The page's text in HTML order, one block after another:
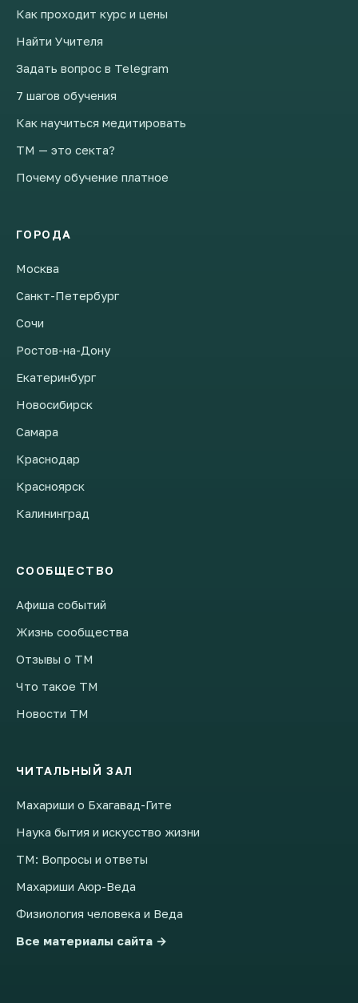
Как проходит курс и цены
Найти Учителя
Задать вопрос в Telegram
7 шагов обучения
Как научиться медитировать
ТМ — это секта?
Почему обучение платное
ГОРОДА
Москва
Санкт-Петербург
Сочи
Ростов-на-Дону
Екатеринбург
Новосибирск
Самара
Краснодар
Красноярск
Калининград
СООБЩЕСТВО
Афиша событий
Жизнь сообщества
Отзывы о ТМ
Что такое ТМ
Новости ТМ
ЧИТАЛЬНЫЙ ЗАЛ
Махариши о Бхагавад-Гите
Наука бытия и искусство жизни
ТМ: Вопросы и ответы
Махариши Аюр-Веда
Физиология человека и Веда
Все материалы сайта →